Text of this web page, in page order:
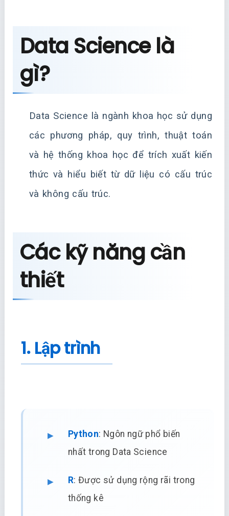
Data Science là
gì?
Data Science là ngành khoa học sử dụng
các phương pháp, quy trình, thuật toán
và hệ thống khoa học để trích xuất kiến
thức và hiểu biết từ dữ liệu có cấu trúc
và không cấu trúc.
Các kỹ năng cần
thiết
1. Lập trình
Python: Ngôn ngữ phổ biến
nhất trong Data Science
R: Được sử dụng rộng rãi trong
thống kê